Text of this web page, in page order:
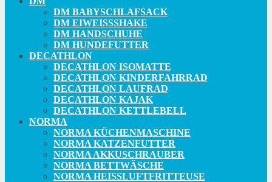
DM BABYSCHLAFSACK
DM EIWEISSSHAKE
DM HANDSCHUHE
DM HUNDEFUTTER
DECATHLON
DECATHLON ISOMATTE
DECATHLON KINDERFAHRRAD
DECATHLON LAUFRAD
DECATHLON KAJAK
DECATHLON KETTLEBELL
NORMA
NORMA KÜCHENMASCHINE
NORMA KATZENFUTTER
NORMA AKKUSCHRAUBER
NORMA BETTWÄSCHE
NORMA HEISSLUFTFRITTEUSE